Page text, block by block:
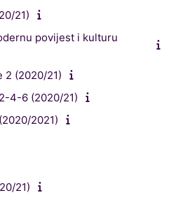
21)
povijest i kulturu
2 (2020/21)
4-6 (2020/21)
2021)
21)